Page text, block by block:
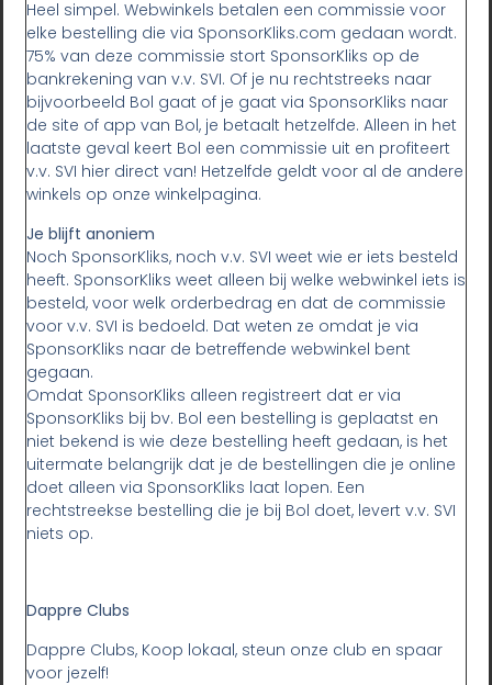
Heel simpel. Webwinkels betalen een commissie voor
elke bestelling die via SponsorKliks.com gedaan wordt.
75% van deze commissie stort SponsorKliks op de
bankrekening van v.v. SVI. Of je nu rechtstreeks naar
bijvoorbeeld Bol gaat of je gaat via SponsorKliks naar
de site of app van Bol, je betaalt hetzelfde. Alleen in het
laatste geval keert Bol een commissie uit en profiteert
v.v. SVI hier direct van! Hetzelfde geldt voor al de andere
winkels op onze winkelpagina.
Je blijft anoniem
Noch SponsorKliks, noch v.v. SVI weet wie er iets besteld
heeft. SponsorKliks weet alleen bij welke webwinkel iets is
besteld, voor welk orderbedrag en dat de commissie
voor v.v. SVI is bedoeld. Dat weten ze omdat je via
SponsorKliks naar de betreffende webwinkel bent
gegaan.
Omdat SponsorKliks alleen registreert dat er via
SponsorKliks bij bv. Bol een bestelling is geplaatst en
niet bekend is wie deze bestelling heeft gedaan, is het
uitermate belangrijk dat je de bestellingen die je online
doet alleen via SponsorKliks laat lopen. Een
rechtstreekse bestelling die je bij Bol doet, levert v.v. SVI
niets op.
Dappre Clubs
Dappre Clubs, Koop lokaal, steun onze club en spaar
voor jezelf!